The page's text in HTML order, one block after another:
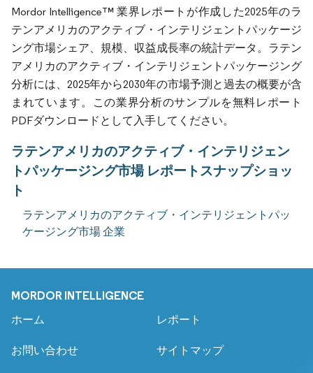
Mordor Intelligence™ 業界レポートが作成した2025年のラ
テンアメリカのアクティブ・インテリジェントパッケージ
ング市場シェア、規模、収益成長率の統計データ。ラテン
アメリカのアクティブ・インテリジェントパッケージング
分析には、2025年から2030年の市場予測と過去の概要が含
まれています。この業界分析のサンプルを無料レポート
PDFダウンロードとして入手してください。
ラテンアメリカのアクティブ・インテリジェン
トパッケージング市場 レポートスナップショッ
ト
ラテンアメリカのアクティブ・インテリジェントパッ
ケージング市場 企業
MORDOR INTELLIGENCE
ホーム レポート
お問い合わせ サイトマップ